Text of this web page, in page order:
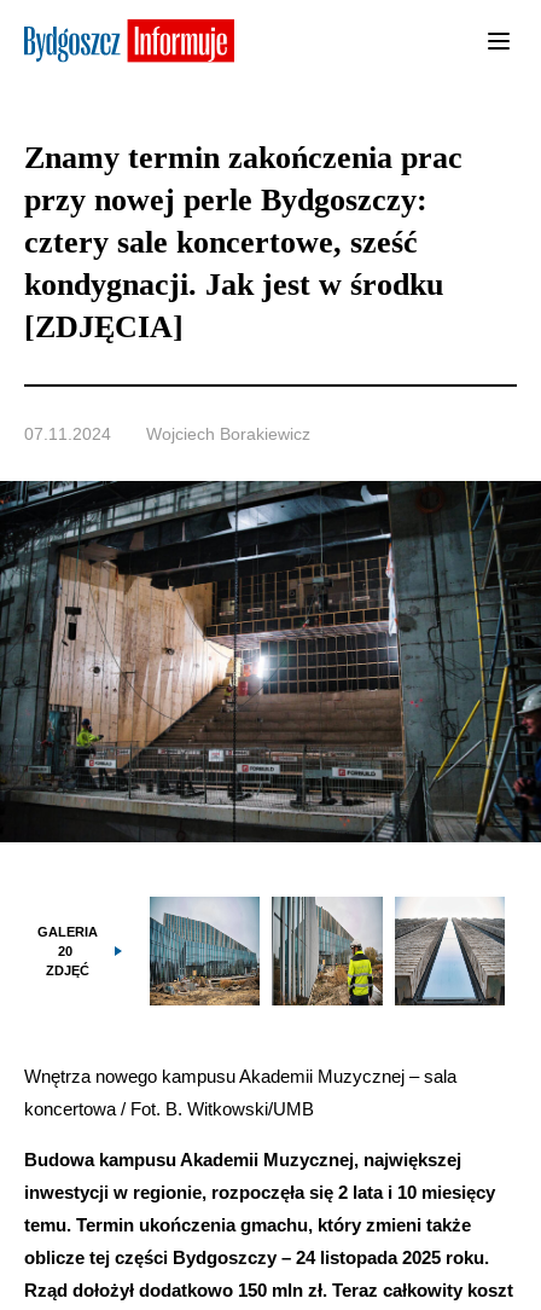
Znamy termin zakończenia prac
przy nowej perle Bydgoszczy:
cztery sale koncertowe, sześć
kondygnacji. Jak jest w środku
[ZDJĘCIA]
07.11.2024 Wojciech Borakiewicz
GALERIA
20
ZDJĘĆ
Wnętrza nowego kampusu Akademii Muzycznej – sala
koncertowa / Fot. B. Witkowski/UMB
Budowa kampusu Akademii Muzycznej, największej
inwestycji w regionie, rozpoczęła się 2 lata i 10 miesięcy
temu. Termin ukończenia gmachu, który zmieni także
oblicze tej części Bydgoszczy – 24 listopada 2025 roku.
Rząd dołożył dodatkowo 150 mln zł. Teraz całkowity koszt